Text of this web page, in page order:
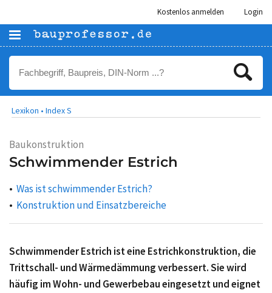
Kostenlos anmelden Login
Lexikon • Index S
Baukonstruktion
Schwimmender Estrich
Was ist schwimmender Estrich?
Konstruktion und Einsatzbereiche
Schwimmender Estrich ist eine Estrichkonstruktion, die
Trittschall- und Wärmedämmung verbessert. Sie wird
häufig im Wohn- und Gewerbebau eingesetzt und eignet